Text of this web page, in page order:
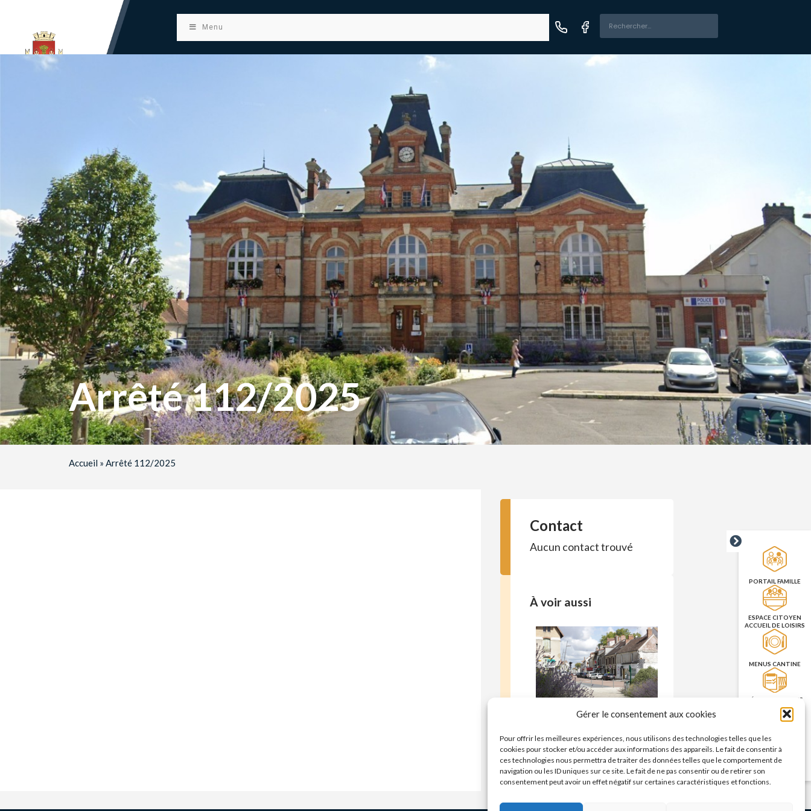
Gérer le consentement aux cookies
Pour offrir les meilleures expériences, nous utilisons des technologies telles que les
cookies pour stocker et/ou accéder aux informations des appareils. Le fait de consentir à
ces technologies nous permettra de traiter des données telles que le comportement de
navigation ou les ID uniques sur ce site. Le fait de ne pas consentir ou de retirer son
consentement peut avoir un effet négatif sur certaines caractéristiques et fonctions.
Menu
PORTAIL FAMILLE
ESPACE CITOYEN
ACCUEIL DE LOISIRS
MENUS CANTINE
RÉSERVATION DES
SALLES
PRISE DE RENDEZ-
CNI/PASSEPORT
Arrêté 112/2025
Accueil »Arrêté 112/2025
Contact
Aucun contact trouvé
À voir aussi
Commerces – enseignes